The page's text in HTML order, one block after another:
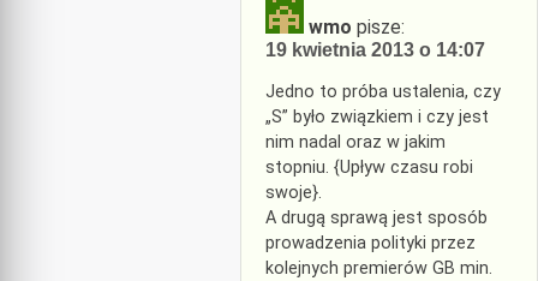
wmo pisze:
19 kwietnia 2013 o 14:07
Jedno to próba ustalenia, czy
„S” było związkiem i czy jest
nim nadal oraz w jakim
stopniu. {Upływ czasu robi
swoje}.
A drugą sprawą jest sposób
prowadzenia polityki przez
kolejnych premierów GB min.